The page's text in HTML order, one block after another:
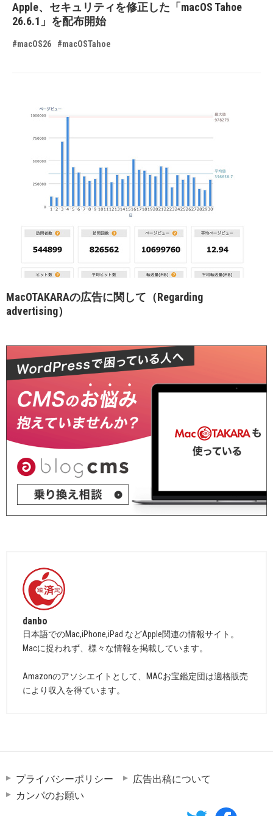
Apple、セキュリティを修正した「macOS Tahoe
26.6.1」を配布開始
#macOS26 #macOSTahoe
MacOTAKARAの広告に関して（Regarding
advertising）
danbo
日本語でのMac,iPhone,iPad などApple関連の情報サイト。
Macに捉われず、様々な情報を掲載しています。
Amazonのアソシエイトとして、MACお宝鑑定団は適格販売
により収入を得ています。
プライバシーポリシー
広告出稿について
カンパのお願い